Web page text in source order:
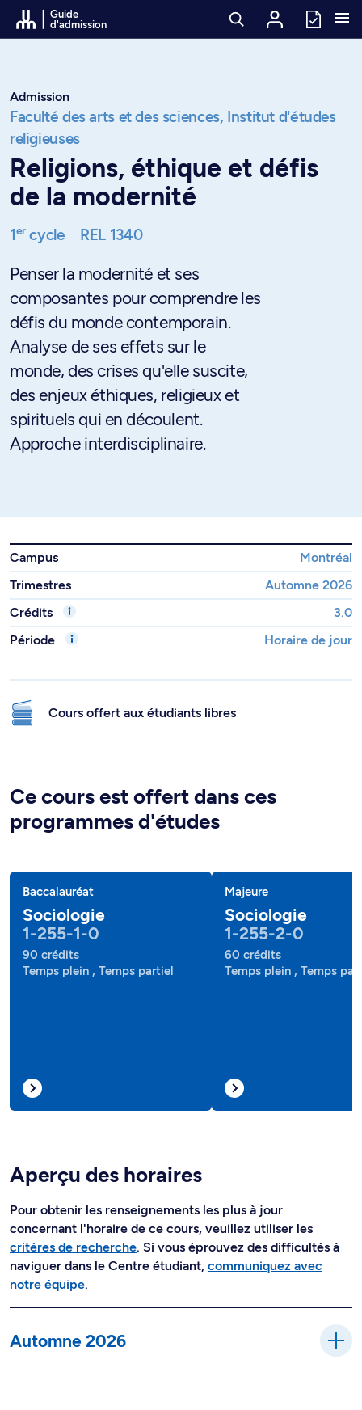
Passer au contenu
Guide
d'admission
Admission
Faculté des arts et des sciences, Institut d'études
religieuses
Religions, éthique et défis
de la modernité
1ercycle REL 1340
Penser la modernité et ses
composantes pour comprendre les
défis du monde contemporain.
Analyse de ses effets sur le
monde, des crises qu'elle suscite,
des enjeux éthiques, religieux et
spirituels qui en découlent.
Approche interdisciplinaire.
Campus
Montréal
Trimestres
Automne 2026
Crédits
3.0
Période
Horaire de jour
Cours offert aux étudiants libres
Ce cours est offert dans ces
programmes d'études
Baccalauréat
Sociologie
1-255-1-0
90 crédits
Temps plein , Temps partiel
Majeure
Sociologie
1-255-2-0
60 crédits
Temps plein , Temps
Aperçu des horaires
Pour obtenir les renseignements les plus à jour
concernant l'horaire de ce cours, veuillez utiliser les
critères de recherche. Si vous éprouvez des difficultés à
naviguer dans le Centre étudiant, communiquez avec
notre équipe.
Automne 2026